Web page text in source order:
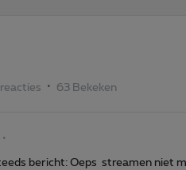
63 Bekeken
bericht: Oeps streamen niet